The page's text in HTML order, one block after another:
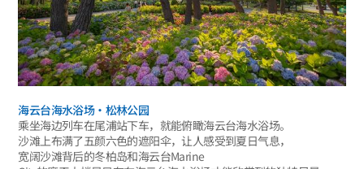
海云台海水浴场·松林公园
乘坐海边列车在尾浦站下车，就能俯瞰海云台海水浴场。
沙滩上布满了五颜六色的遮阳伞，让人感受到夏日气息，
宽阔沙滩背后的冬柏岛和海云台Marine